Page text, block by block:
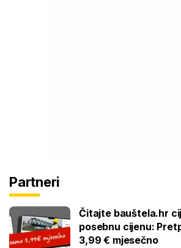
Partneri
Čitajte bauštela.hr
posebnu cijenu:
3,99 € mjesečno